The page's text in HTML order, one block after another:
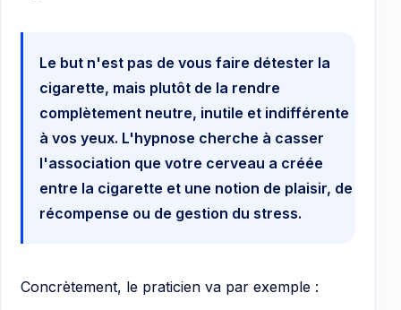
Le but n'est pas de vous faire détester la
cigarette, mais plutôt de la rendre
complètement neutre, inutile et indifférente
à vos yeux. L'hypnose cherche à casser
l'association que votre cerveau a créée
entre la cigarette et une notion de plaisir, de
récompense ou de gestion du stress.
Concrètement, le praticien va par exemple :